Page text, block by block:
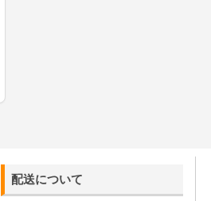
配送について